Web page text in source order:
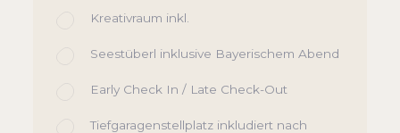
Kreativraum inkl.
Seestüberl inklusive Bayerischem Abend
Early Check In / Late Check-Out
Tiefgaragenstellplatz inkludiert nach